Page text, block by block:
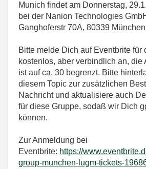
Munich findet am Donnerstag,
bei der Nanion Technologies
Ganghoferstr 70A, 80339 München
Bitte melde Dich auf Eventbrite für
kostenlos, aber verbindlich an, die
ist auf ca. 30 begrenzt. Bitte
diesem Topic zur zusätzlichen
Nachricht und aktualisiere auch
für diese Gruppe, sodaß wir Dich
können.
Zur Anmeldung bei
Eventbrite: https://
group-munchen-lugm-tickets-